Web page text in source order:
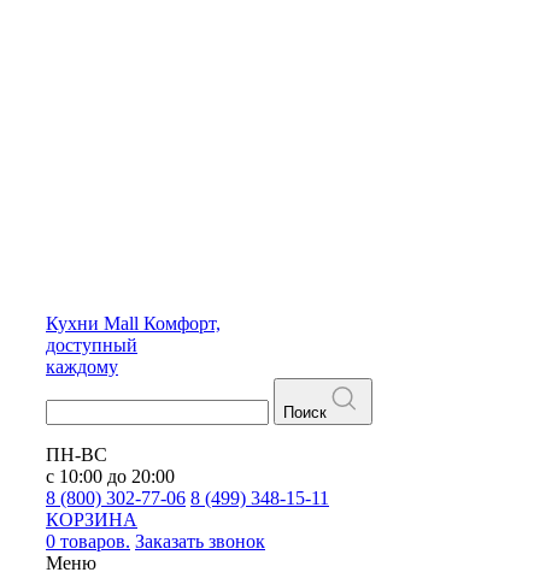
Кухни Mall Комфорт,
доступный
каждому
Поиск
ПН-ВС
с 10:00 до 20:00
8 (800) 302-77-06 8 (499) 348-15-11
КОРЗИНА
0 товаров. Заказать звонок
Меню